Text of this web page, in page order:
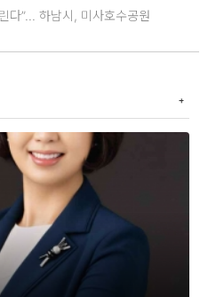
다”… 하남시, 미사호수공원